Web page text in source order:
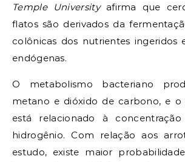
Temple Universityafirma que
flatos são derivados da
colônicas dos nutrientes ingeridos
endógenas.
O metabolismo bacteriano
metano e dióxido de carbono, e
está relacionado à
hidrogênio. Com relação aos
estudo, existe maior